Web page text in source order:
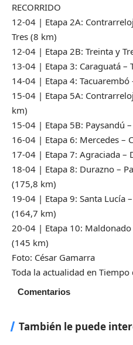
RECORRIDO
12-04 | Etapa 2A:
Tres (8 km)
12-04 | Etapa 2B: Treinta y
13-04 | Etapa 3: Caraguatá –
14-04 | Etapa 4:
15-04 | Etapa 5A:
km)
15-04 | Etapa 5B: Paysandú
16-04 | Etapa 6: Mercedes –
17-04 | Etapa 7: Agraciada –
18-04 | Etapa 8: Durazno –
(175,8 km)
19-04 | Etapa 9: Santa Lucía
(164,7 km)
20-04 | Etapa 10:
(145 km)
Foto: César Gamarra
Toda la actualidad en
Comentarios
También le puede